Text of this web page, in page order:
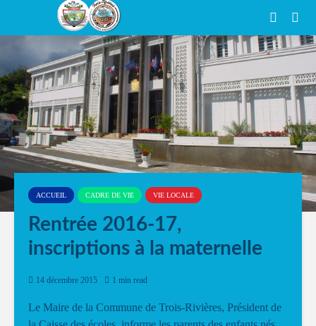
ACCUEIL CADRE DE VIE VIE LOCALE
Rentrée 2016-17,
inscriptions à la maternelle
14 décembre 2015 1 min read
Le Maire de la Commune de Trois-Rivières, Président de